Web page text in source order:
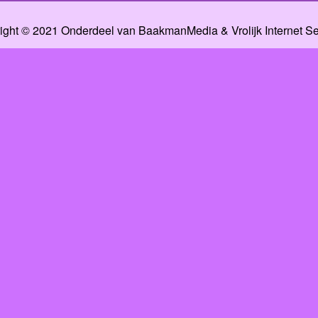
© 2021 Onderdeel van BaakmanMedia& Vrolijk Internet